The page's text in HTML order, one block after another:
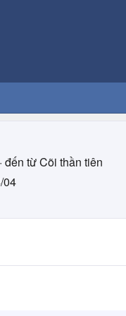
· đến từCõi thần tiên
04